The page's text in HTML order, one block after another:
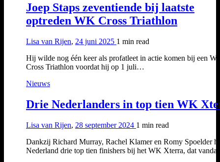
Joep Staps zeventiende bij laatste
optreden WK Cross Triathlon
Lisa van Rijen, 24 juni 2025 1 min read
Hij wilde nog één keer als profatleet in actie komen bij een
Cross Triathlon voordat hij op 1 juli…
Nieuws
Drie Nederlanders in top tien WK
Lisa van Rijen, 28 september 2024 1 min read
Dankzij Richard Murray, Rachel Klamer en Romy Spoelder
Nederland drie top tien finishers bij het WK Xterra, dat